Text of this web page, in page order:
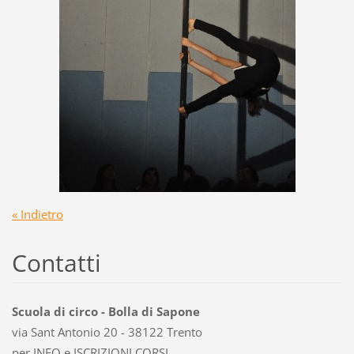
« Indietro
Contatti
Scuola di circo - Bolla di Sapone
via Sant Antonio 20 - 38122 Trento